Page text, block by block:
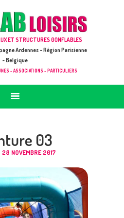
ET STRUCTURES GONFLABLES
Ardennes - Région Parisienne
- Belgique
- ASSOCIATIONS - PARTICULIERS
LOISIRS
(SOUS 24H)
03
28 NOVEMBRE 2017